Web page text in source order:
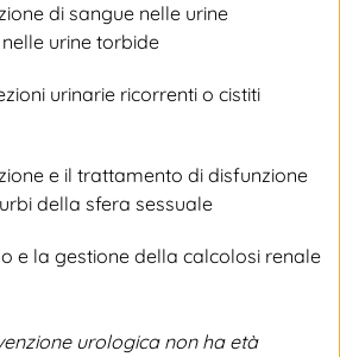
di sangue nelle urine
urine torbide
urinarie ricorrenti o cistiti
e il trattamento di disfunzione
della sfera sessuale
e la gestione della calcolosi renale
urologica non ha età